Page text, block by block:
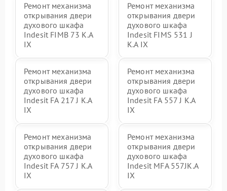
Ремонт механизма
открывания двери
духового шкафа
Indesit FIMB 73 K.A
IX
Ремонт механизма
открывания двери
духового шкафа
Indesit FIMS 531 J
K.A IX
Ремонт механизма
открывания двери
духового шкафа
Indesit FA 217 J K.A
IX
Ремонт механизма
открывания двери
духового шкафа
Indesit FA 557 J K.A
IX
Ремонт механизма
открывания двери
духового шкафа
Indesit FA 757 J K.A
IX
Ремонт механизма
открывания двери
духового шкафа
Indesit MFA 557JK.A
IX